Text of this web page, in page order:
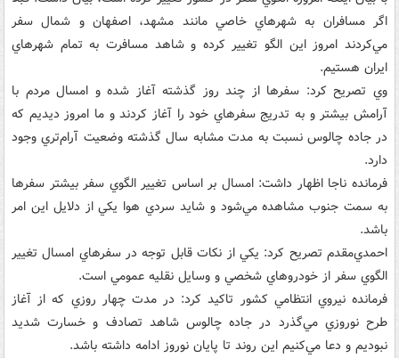
اگر مسافران به شهرهاي خاصي مانند مشهد، اصفهان و شمال سفر
مي‌کردند امروز اين الگو تغيير کرده و شاهد مسافرت به تمام شهرهاي
ايران هستيم.
وي تصريح کرد: سفرها از چند روز گذشته آغاز شده و امسال مردم با
آرامش بيشتر و به تدريج سفرهاي خود را آغاز کردند و ما امروز ديديم که
در جاده چالوس نسبت به مدت مشابه سال گذشته وضعيت آرام‌تري وجود
دارد.
فرمانده ناجا اظهار داشت: امسال بر اساس تغيير الگوي سفر بيشتر سفرها
به سمت جنوب مشاهده مي‌شود و شايد سردي هوا يکي از دلايل اين امر
باشد.
احمدي‌مقدم تصريح کرد: يکي از نکات قابل توجه در سفرهاي امسال تغيير
الگوي سفر از خودروهاي شخصي و وسايل نقليه عمومي است.
فرمانده نيروي انتظامي کشور تاکيد کرد: در مدت چهار روزي که از آغاز
طرح نوروزي مي‌گذرد در جاده چالوس شاهد تصادف و خسارت شديد
نبوديم و دعا مي‌کنيم اين روند تا پايان نوروز ادامه داشته باشد.